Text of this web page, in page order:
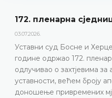
је 2. и 3. јула 2026.
сједницу на којој је
апстрактну контролу
захтјева за
мјера те рјешења о